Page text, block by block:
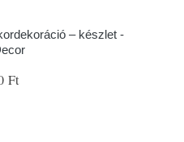
– készlet -
Ft